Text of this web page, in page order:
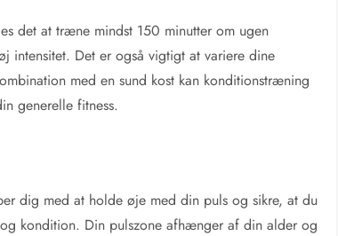
det at træne mindst 150 minutter om ugen
intensitet. Det er også vigtigt at variere dine
med en sund kost kan konditionstræning
generelle fitness.
dig med at holde øje med din puls og sikre, at du
kondition. Din pulszone afhænger af din alder og